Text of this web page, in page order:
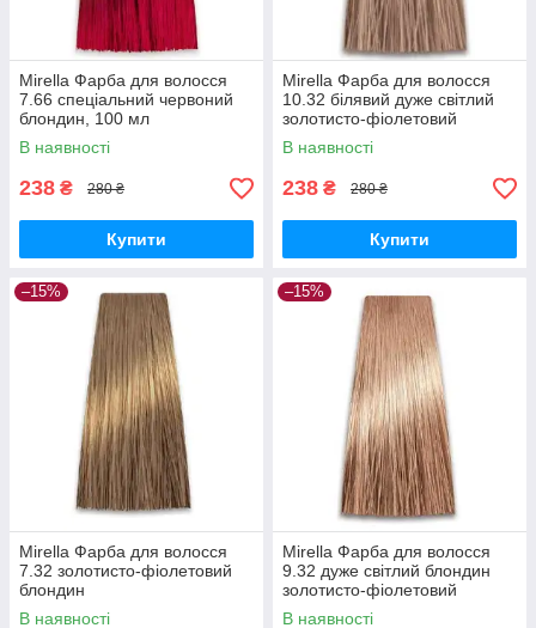
Mirella Фарба для волосся
7.66 спеціальний червоний
блондин, 100 мл
В наявності
238 ₴ 280 ₴
Купити
Mirella Фарба для волосся
10.32 білявий дуже світлий
золотисто-фіолетовий
В наявності
238 ₴ 280 ₴
Купити
–15%
Mirella Фарба для волосся
7.32 золотисто-фіолетовий
блондин
В наявності
–15%
Mirella Фарба для волосся
9.32 дуже світлий блондин
золотисто-фіолетовий
(бежевий)
В наявності